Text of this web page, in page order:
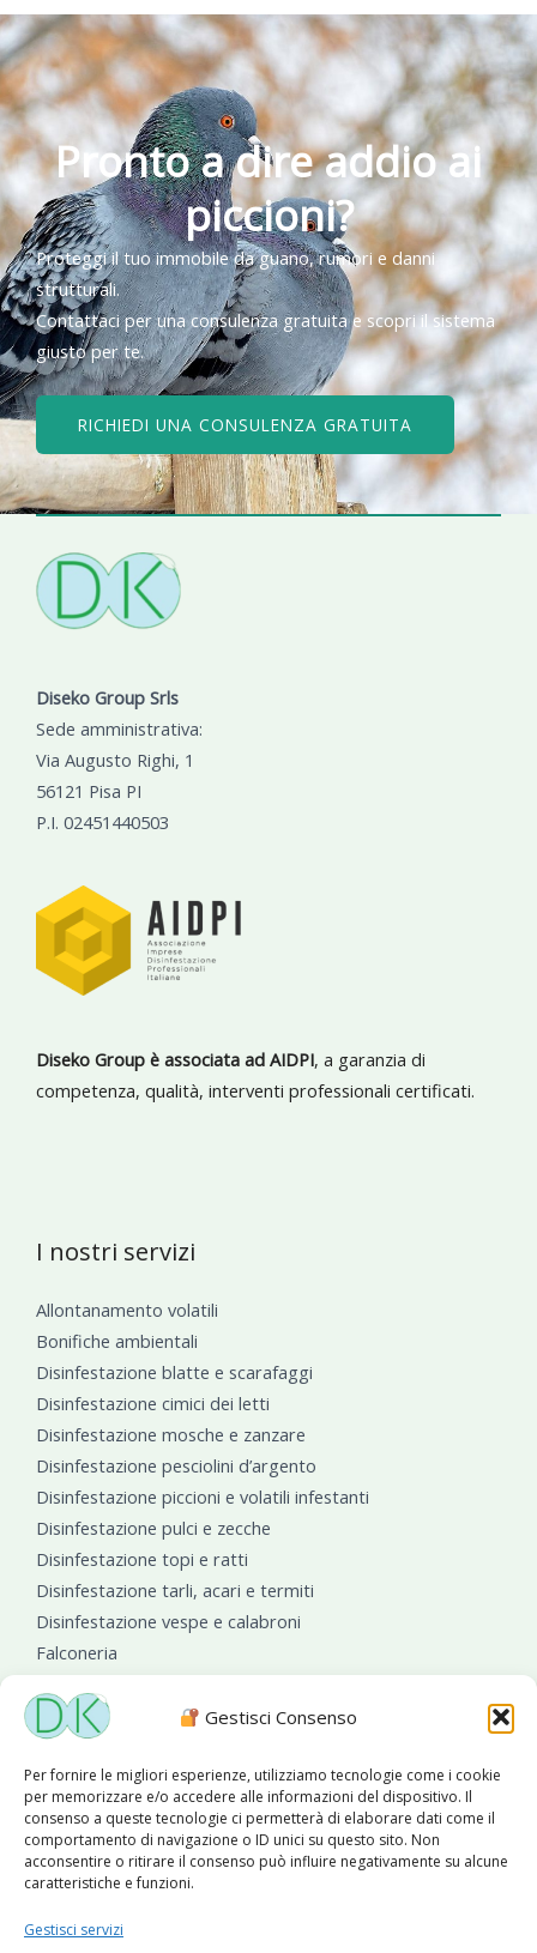
Gestisci Consenso
Per fornire le migliori esperienze, utilizziamo tecnologie come i cookie
per memorizzare e/o accedere alle informazioni del dispositivo. Il
consenso a queste tecnologie ci permetterà di elaborare dati come il
comportamento di navigazione o ID unici su questo sito. Non
acconsentire o ritirare il consenso può influire negativamente su alcune
caratteristiche e funzioni.
Gestisci servizi
Pronto a dire addio ai
piccioni?
Proteggi il tuo immobile da guano, rumori e danni
strutturali.
Contattaci per una consulenza gratuita e scopri il sistema
giusto per te.
RICHIEDI UNA CONSULENZA GRATUITA
Diseko Group Srls
Sede amministrativa:
Via Augusto Righi, 1
56121 Pisa PI
P.I. 02451440503
Diseko Group è associata ad AIDPI, a garanzia di
competenza, qualità, interventi professionali certificati.
I nostri servizi
Allontanamento volatili
Bonifiche ambientali
Disinfestazione blatte e scarafaggi
Disinfestazione cimici dei letti
Disinfestazione mosche e zanzare
Disinfestazione pesciolini d’argento
Disinfestazione piccioni e volatili infestanti
Disinfestazione pulci e zecche
Disinfestazione topi e ratti
Disinfestazione tarli, acari e termiti
Disinfestazione vespe e calabroni
Falconeria
Sanificazioni ambientali